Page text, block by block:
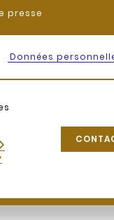
presse
Données